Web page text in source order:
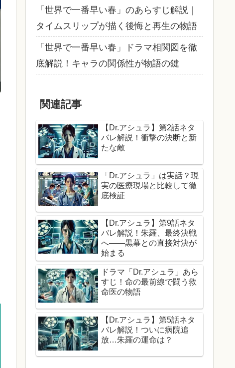
「世界で一番早い春」のあらすじ解説｜
タイムスリップが描く後悔と再生の物語
「世界で一番早い春」ドラマ相関図を徹
底解説！キャラの関係性が物語の鍵
関連記事
【Dr.アシュラ】第2話ネタ
バレ解説！衝撃の決断と新
たな敵
「Dr.アシュラ」は実話？現
実の医療現場と比較して徹
底検証
【Dr.アシュラ】第9話ネタ
バレ解説！朱羅、最終決戦
へ——黒幕との直接対決が
始まる
ドラマ「Dr.アシュラ」あら
すじ！命の最前線で闘う救
命医の物語
【Dr.アシュラ】第5話ネタ
バレ解説！ついに病院追
放…朱羅の運命は？